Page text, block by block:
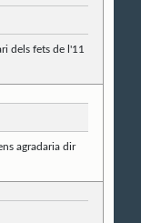
dels fets de l'11
agradaria dir